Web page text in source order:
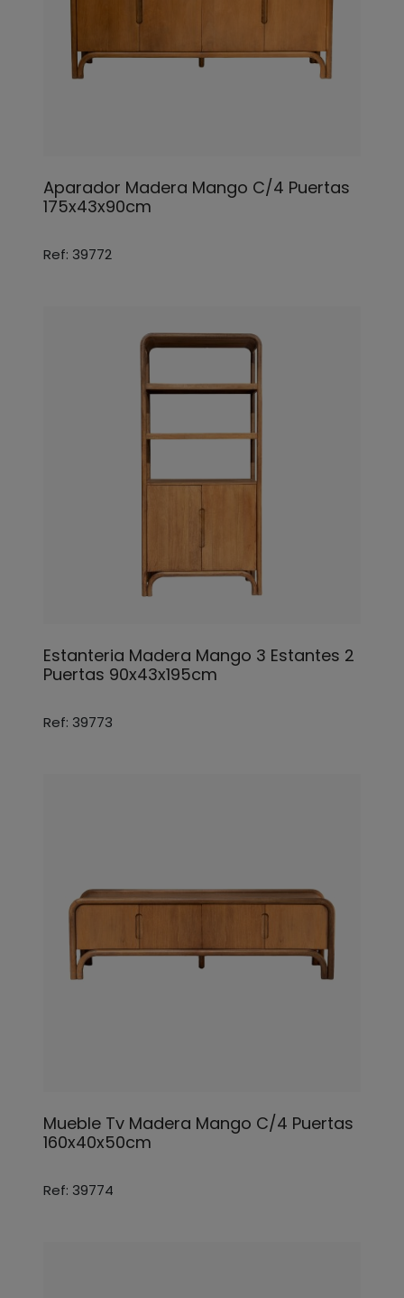
Aparador Madera Mango C/4 Puertas
175x43x90cm
Ref: 39772
Estanteria Madera Mango 3 Estantes 2
Puertas 90x43x195cm
Ref: 39773
Mueble Tv Madera Mango C/4 Puertas
160x40x50cm
Ref: 39774